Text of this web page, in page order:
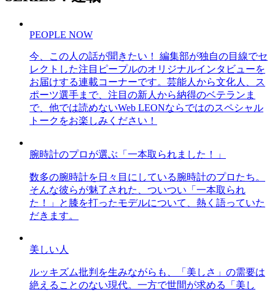
PEOPLE NOW
今、この人の話が聞きたい！ 編集部が独自の目線でセ
レクトした注目ピープルのオリジナルインタビューを
お届けする連載コーナーです。芸能人から文化人、ス
ポーツ選手まで、注目の新人から納得のベテランま
で、他では読めないWeb LEONならではのスペシャル
トークをお楽しみください！
腕時計のプロが選ぶ「一本取られました！」
数多の腕時計を日々目にしている腕時計のプロたち。
そんな彼らが魅了された、ついつい「一本取られ
た！」と膝を打ったモデルについて、熱く語っていた
だきます。
美しい人
ルッキズム批判を生みながらも、「美しさ」の需要は
絶えることのない現代。一方で世間が求める「美し